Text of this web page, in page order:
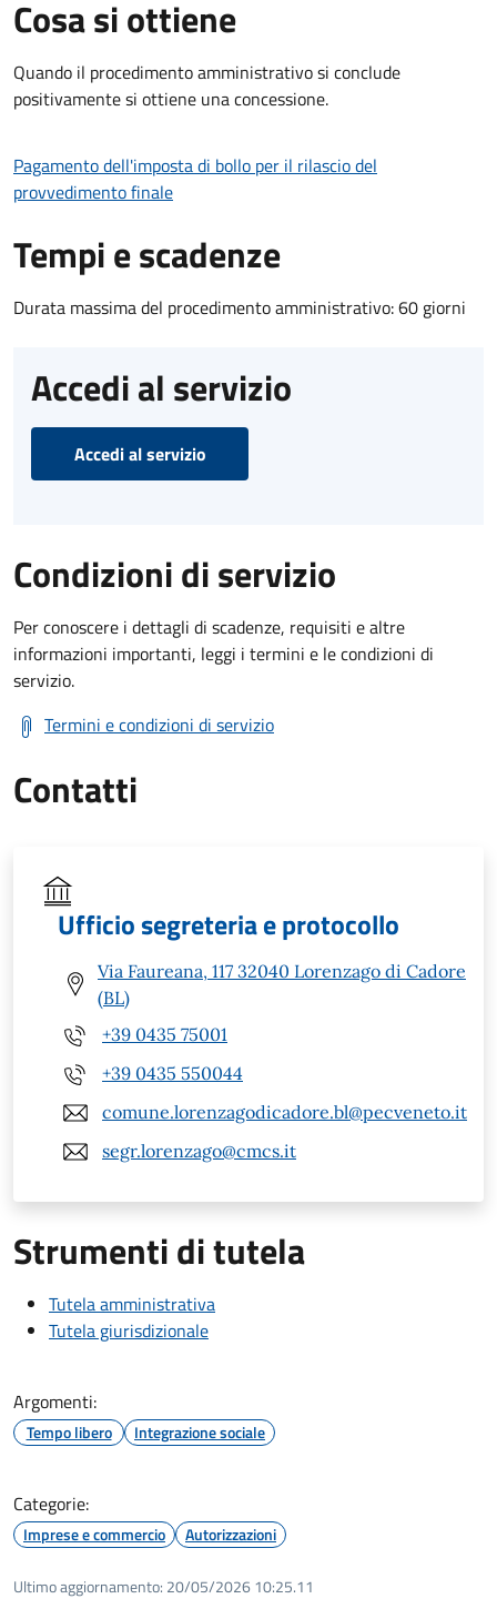
Cosa si ottiene
Quando il procedimento amministrativo si conclude
positivamente si ottiene una concessione.
Pagamento dell'imposta di bollo per il rilascio del
provvedimento finale
Tempi e scadenze
Durata massima del procedimento amministrativo: 60 giorni
Accedi al servizio
Accedi al servizio
Condizioni di servizio
Per conoscere i dettagli di scadenze, requisiti e altre
informazioni importanti, leggi i termini e le condizioni di
servizio.
Termini e condizioni di servizio
Contatti
Ufficio segreteria e protocollo
Via Faureana, 117 32040 Lorenzago di Cadore
(BL)
+39 0435 75001
+39 0435 550044
comune.lorenzagodicadore.bl@pecveneto.it
segr.lorenzago@cmcs.it
Strumenti di tutela
Tutela amministrativa
Tutela giurisdizionale
Argomenti:
Tempo libero Integrazione sociale
Categorie:
Imprese e commercio Autorizzazioni
Ultimo aggiornamento: 20/05/2026 10:25.11